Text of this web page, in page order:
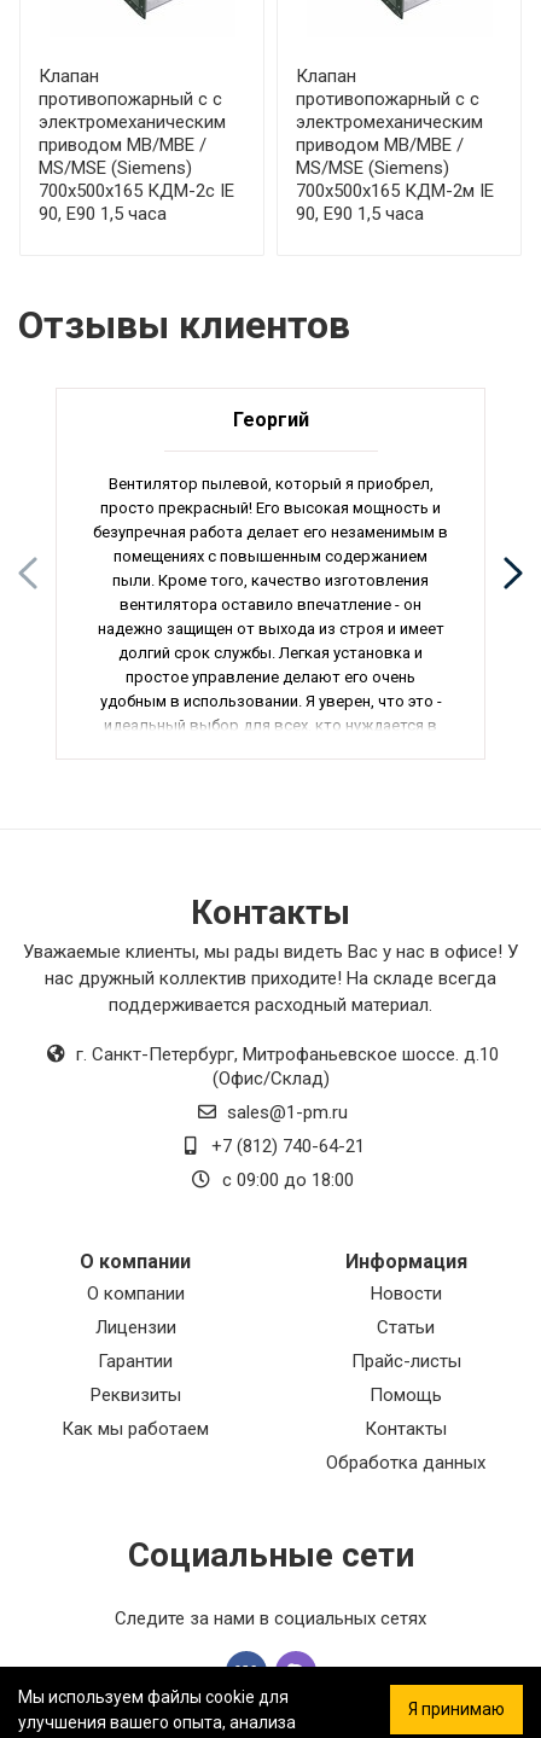
Клапан
противопожарный с с
электромеханическим
приводом МВ/МВЕ /
MS/MSE (Siemens)
700x500x165 КДМ-2с IE
90, E90 1,5 часа
Клапан
противопожарный с с
электромеханическим
приводом МВ/МВЕ /
MS/MSE (Siemens)
700x500x165 КДМ-2м IE
90, E90 1,5 часа
Отзывы клиентов
Георгий
Вентилятор пылевой, который я приобрел,
просто прекрасный! Его высокая мощность и
безупречная работа делает его незаменимым в
помещениях с повышенным содержанием
пыли. Кроме того, качество изготовления
вентилятора оставило впечатление - он
надежно защищен от выхода из строя и имеет
долгий срок службы. Легкая установка и
простое управление делают его очень
удобным в использовании. Я уверен, что это -
идеальный выбор для всех, кто нуждается в
Контакты
Уважаемые клиенты, мы рады видеть Вас у нас в офисе! У
нас дружный коллектив приходите! На складе всегда
поддерживается расходный материал.
г. Санкт-Петербург, Митрофаньевское шоссе. д.10
(Офис/Склад)
sales@1-pm.ru
+7 (812) 740-64-21
с 09:00 до 18:00
О компании
О компании
Лицензии
Гарантии
Реквизиты
Как мы работаем
Информация
Новости
Статьи
Прайс-листы
Помощь
Контакты
Обработка данных
Социальные сети
Следите за нами в социальных сетях
Мы используем файлы cookie для
улучшения вашего опыта, анализа
Я принимаю